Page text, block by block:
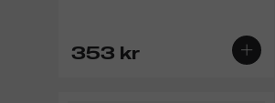
353 kr